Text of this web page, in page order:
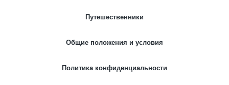
Путешественники
Общие положения и условия
Политика конфиденциальности